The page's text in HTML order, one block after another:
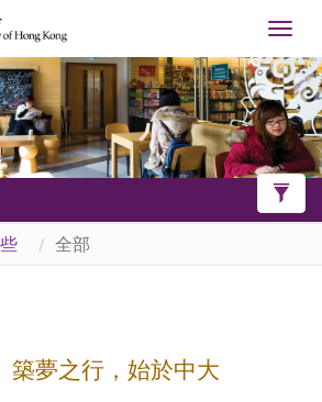

全部
築夢之行，始於中大